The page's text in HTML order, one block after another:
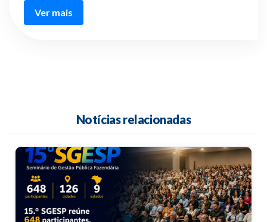
Ver mais
Notícias relacionadas